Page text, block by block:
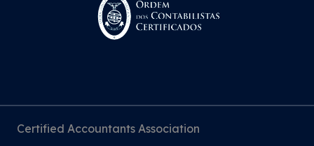
Certified Accountants Association